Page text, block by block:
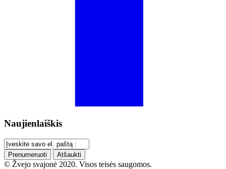
Naujienlaiškis
Prenumeruoti Atšaukti
© Žvejo svajonė 2020. Visos teisės saugomos.